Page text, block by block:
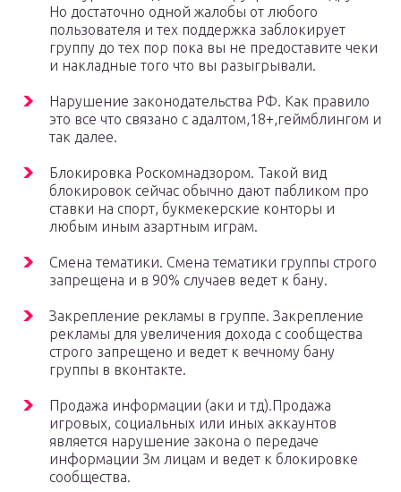
Но достаточно одной жалобы от любого
пользователя и тех поддержка заблокирует
группу до тех пор пока вы не предоставите чеки
и накладные того что вы разыгрывали.
Нарушение законодательства РФ. Как правило
это все что связано с адалтом,18+,геймблингом и
так далее.
Блокировка Роскомнадзором. Такой вид
блокировок сейчас обычно дают пабликом про
ставки на спорт, букмекерские конторы и
любым иным азартным играм.
Смена тематики. Смена тематики группы строго
запрещена и в 90% случаев ведет к бану.
Закрепление рекламы в группе. Закрепление
рекламы для увеличения дохода с сообщества
строго запрещено и ведет к вечному бану
группы в вконтакте.
Продажа информации (аки и тд).Продажа
игровых, социальных или иных аккаунтов
является нарушение закона о передаче
информации 3м лицам и ведет к блокировке
сообщества.